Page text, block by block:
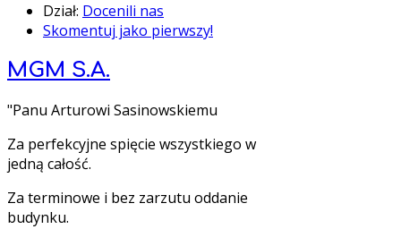
Dział: Docenili nas
Skomentuj jako pierwszy!
MGM S.A.
"Panu Arturowi Sasinowskiemu
Za perfekcyjne spięcie wszystkiego w
jedną całość.
Za terminowe i bez zarzutu oddanie
budynku.